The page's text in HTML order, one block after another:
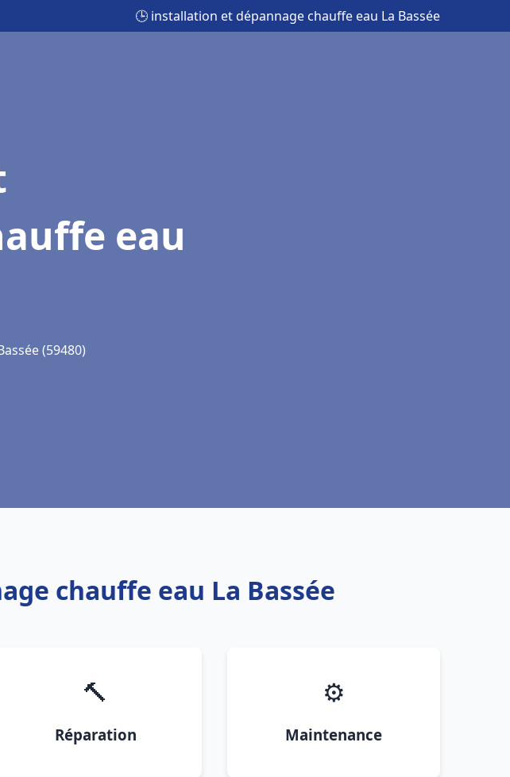
🕒 installation et dépannage chauffe eau La Bassée
eau
(59480)
chauffe eau La Bassée
🔨
Réparation
⚙️
Maintenance